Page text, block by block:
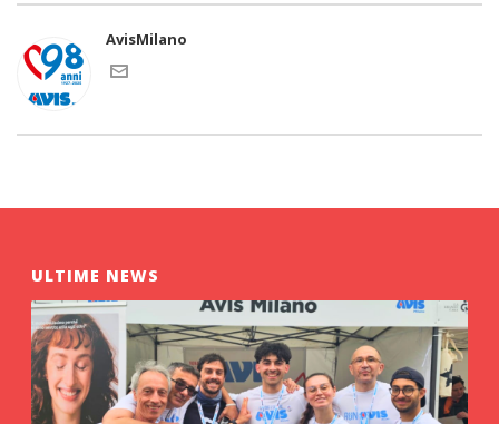
AvisMilano
ULTIME NEWS